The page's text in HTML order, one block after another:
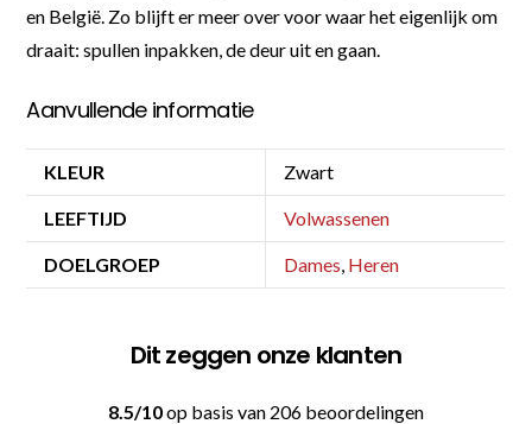
en België. Zo blijft er meer over voor waar het eigenlijk om
draait: spullen inpakken, de deur uit en gaan.
Aanvullende informatie
KLEUR Zwart
LEEFTIJD Volwassenen
DOELGROEP Dames, Heren
Dit zeggen onze klanten
8.5/10op basis van 206 beoordelingen